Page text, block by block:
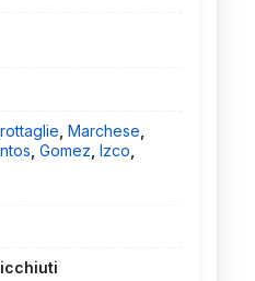
Marchese
Gomez Izco